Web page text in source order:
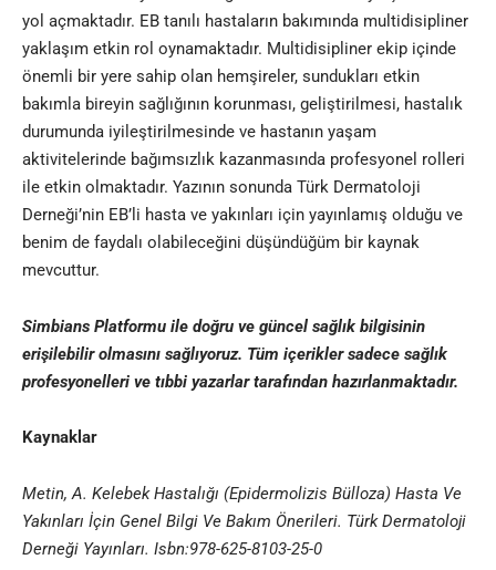
yol açmaktadır. EB tanılı hastaların bakımında multidisipliner
yaklaşım etkin rol oynamaktadır. Multidisipliner ekip içinde
önemli bir yere sahip olan hemşireler, sundukları etkin
bakımla bireyin sağlığının korunması, geliştirilmesi, hastalık
durumunda iyileştirilmesinde ve hastanın yaşam
aktivitelerinde bağımsızlık kazanmasında profesyonel rolleri
ile etkin olmaktadır. Yazının sonunda Türk Dermatoloji
Derneği’nin EB’li hasta ve yakınları için yayınlamış olduğu ve
benim de faydalı olabileceğini düşündüğüm bir kaynak
mevcuttur.
Simbians Platformu ile doğru ve güncel sağlık bilgisinin
erişilebilir olmasını sağlıyoruz. Tüm içerikler sadece sağlık
profesyonelleri ve tıbbi yazarlar tarafından hazırlanmaktadır.
Kaynaklar
Metin, A. Kelebek Hastalığı (Epidermolizis Bülloza) Hasta Ve
Yakınları İçin Genel Bilgi Ve Bakım Önerileri. Türk Dermatoloji
Derneği Yayınları. Isbn:978-625-8103-25-0